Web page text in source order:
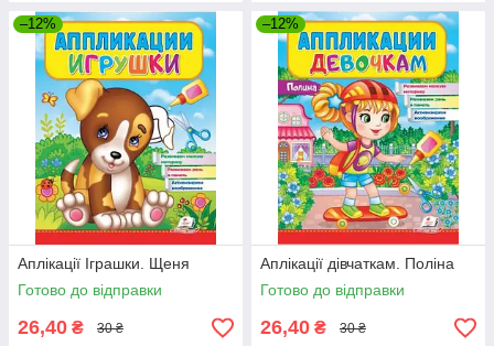
–12%
Аплікації Іграшки. Щеня
Готово до відправки
26,40 ₴ 30 ₴
–12%
Аплікації дівчаткам. Поліна
Готово до відправки
26,40 ₴ 30 ₴